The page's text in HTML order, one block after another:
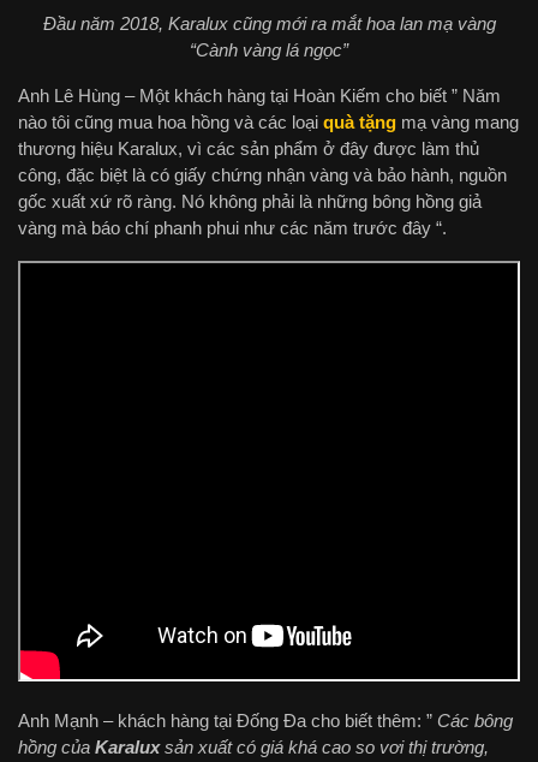
Đầu năm 2018, Karalux cũng mới ra mắt hoa lan mạ vàng
“Cành vàng lá ngọc”
Anh Lê Hùng – Một khách hàng tại Hoàn Kiếm cho biết ” Năm
nào tôi cũng mua hoa hồng và các loại quà tặng mạ vàng mang
thương hiệu Karalux, vì các sản phẩm ở đây được làm thủ
công, đặc biệt là có giấy chứng nhận vàng và bảo hành, nguồn
gốc xuất xứ rõ ràng. Nó không phải là những bông hồng giả
vàng mà báo chí phanh phui như các năm trước đây “.
Anh Mạnh – khách hàng tại Đống Đa cho biết thêm: ” Các bông
hồng của Karaluxsản xuất có giá khá cao so vơi thị trường,